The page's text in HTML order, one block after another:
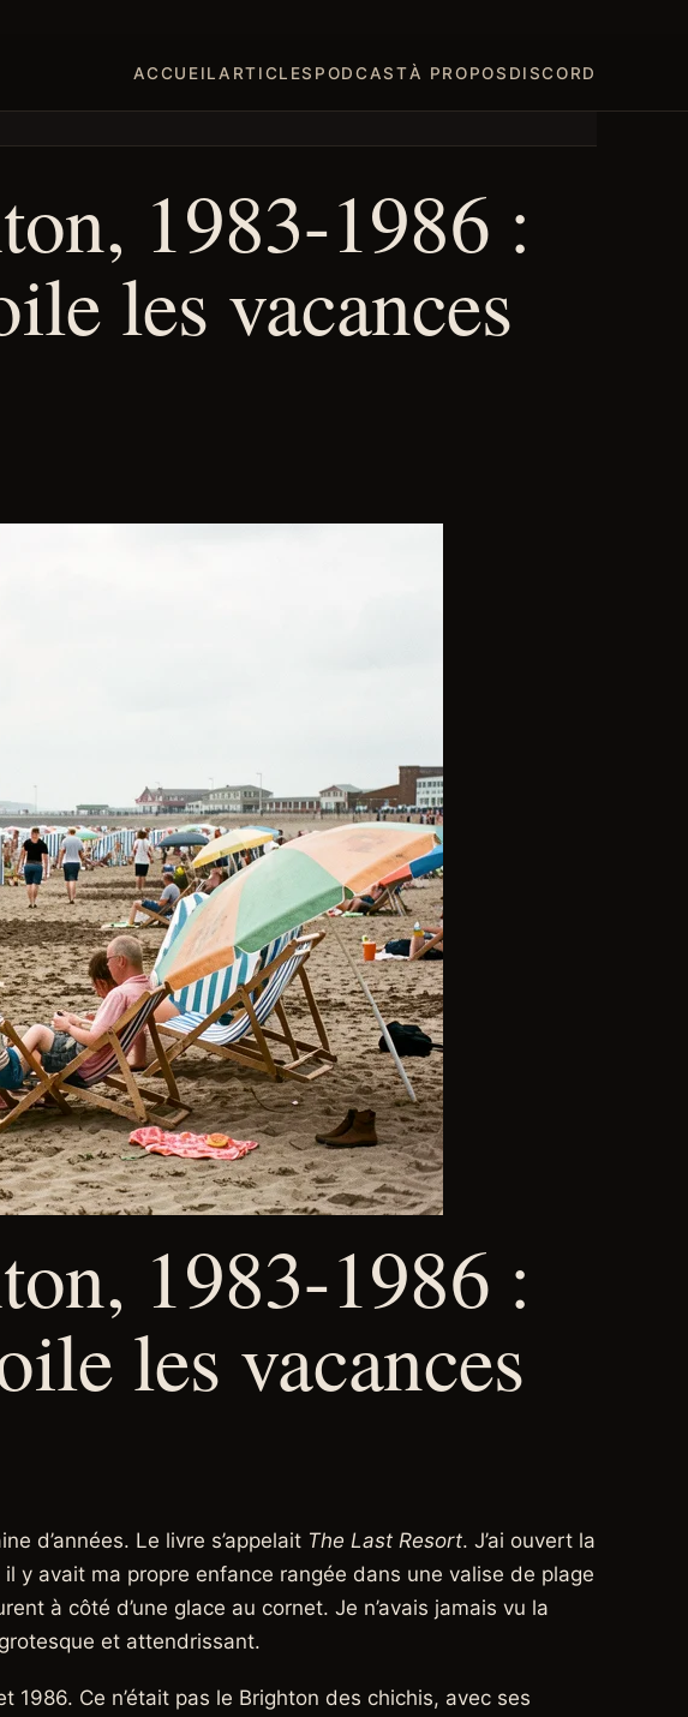
ACCUEILARTICLES PODCASTÀ PROPOS DISCORD
1983-1986 :
les vacances
1983-1986 :
les vacances
d’années. Le livre s’appelait The Last Resort. J’ai ouvert la
y avait ma propre enfance rangée dans une valise de plage
à côté d’une glace au cornet. Je n’avais jamais vu la
et attendrissant.
Ce n’était pas le Brighton des chichis, avec ses